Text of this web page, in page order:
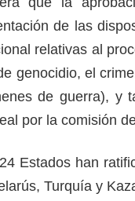
de las
relativas al
genocidio, el
de guerra), y
por la comisión
Estados han
Turquía y